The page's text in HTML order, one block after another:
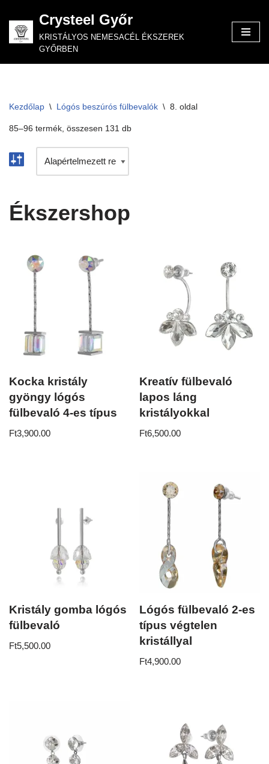
Skip
to
Crysteel Győr
KRISTÁLYOS NEMESACÉL ÉKSZEREK
GYŐRBEN
Kezdőlap \ Lógós beszúrós fülbevalók \ 8. oldal
85–96 termék, összesen 131 db
Ékszershop
Kocka kristály
gyöngy lógós
fülbevaló 4-es típus
Ft3,900.00
Kreatív fülbevaló
lapos láng
kristályokkal
Ft6,500.00
Kristály gomba lógós
fülbevaló
Ft5,500.00
Lógós fülbevaló 2-es
típus végtelen
kristállyal
Ft4,900.00